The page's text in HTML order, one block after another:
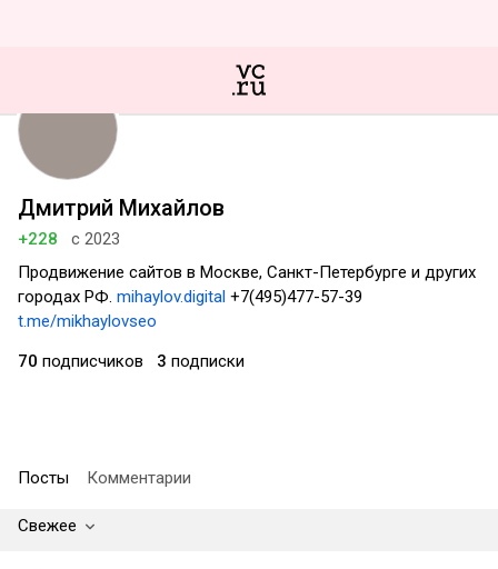
Дмитрий Михайлов
+228
с 2023
Продвижение сайтов в Москве, Санкт-Петербурге и других
городах РФ. mihaylov.digital +7(495)477-57-39
t.me/mikhaylovseo
70 подписчиков 3 подписки
Посты Комментарии
Свежее